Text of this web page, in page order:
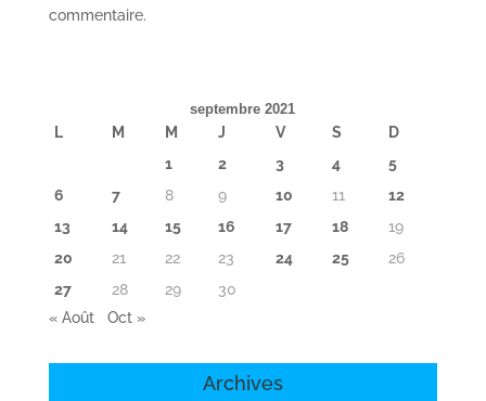
commentaire.
septembre 2021
L M M J V S
D
1
2 3 4
5
6
7 8 9 10 11
12
13
14 15 16 17 18
19
20
21 22 23 24 25
26
27
28 29
30
« Août
Oct »
Archives